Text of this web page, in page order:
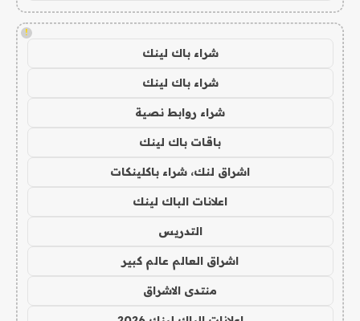
!
شراء باك لينك
شراء باك لينك
شراء روابط نصية
باقات باك لينك
اشراق لنك، شراء باكلينكات
اعلانات الباك لينك
التدريس
اشراق العالم عالم كبير
منتدى الاشراق